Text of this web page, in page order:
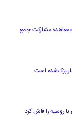
«معاهده مشارکت جامع
بزک‌شده است
روسیه را فاش کرد